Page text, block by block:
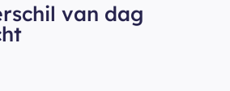
van dag